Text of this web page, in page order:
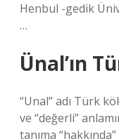
Henbul -gedik
…
Ünal’ın
“Unal” adı Türk
ve “değerli”
tanıma